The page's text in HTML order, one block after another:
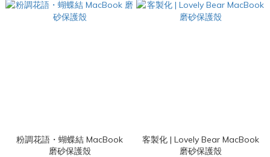
粉調花語・蝴蝶結 MacBook
磨砂保護殼
客製化 | Lovely Bear MacBook
磨砂保護殼